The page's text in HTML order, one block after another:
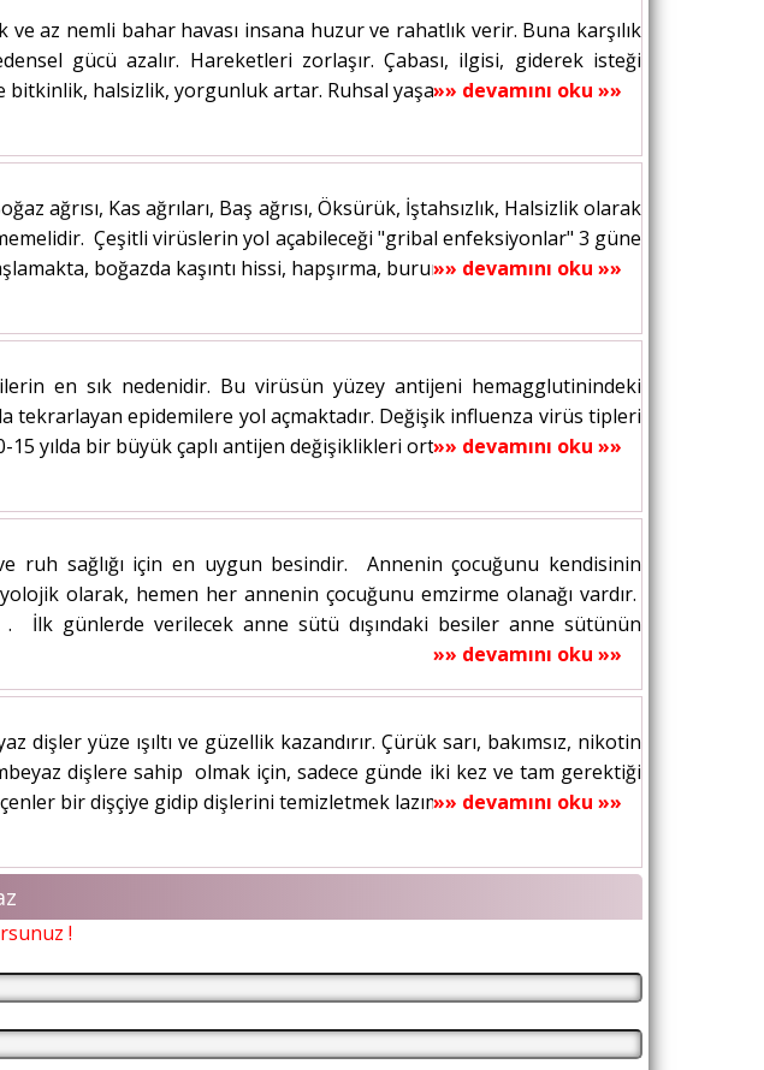
ve az nemli bahar havası insana huzur ve rahatlık verir. Buna karşılık
gücü azalır. Hareketleri zorlaşır. Çabası, ilgisi, giderek isteği
bitkinlik, halsizlik, yorgunluk artar. Ruhsal yaşantı bozulur....
»» devamını oku »»
ağrısı, Kas ağrıları, Baş ağrısı, Öksürük, İştahsızlık, Halsizlik olarak
Çeşitli virüslerin yol açabileceği "gribal enfeksiyonlar" 3 güne
boğazda kaşıntı hissi, hapşırma, burun...»» devamını oku »»
en sık nedenidir. Bu virüsün yüzey antijeni hemagglutinindeki
tekrarlayan epidemilere yol açmaktadır. Değişik influenza virüs tipleri
yılda bir büyük çaplı antijen değişiklikleri ortaya çıkmakta...
»» devamını oku »»
ruh sağlığı için en uygun besindir. Annenin çocuğunu kendisinin
olarak, hemen her annenin çocuğunu emzirme olanağı vardır.
. İlk günlerde verilecek anne sütü dışındaki besiler anne sütünün
»» devamını oku »»
dişler yüze ışıltı ve güzellik kazandırır. Çürük sarı, bakımsız, nikotin
dişlere sahip olmak için, sadece günde iki kez ve tam gerektiği
bir dişçiye gidip dişlerini temizletmek lazım....»» devamını oku »»
!